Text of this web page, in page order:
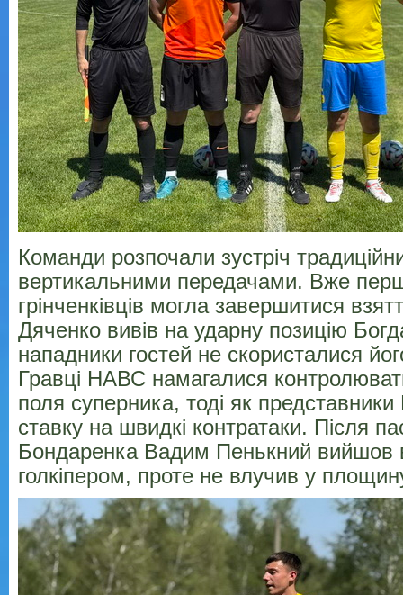
Команди розпочали зустріч
вертикальними передачами. Вже
грінченківців могла завершитися
Дяченко вивів на ударну позицію
нападники гостей не скористалися
Гравці НАВС намагалися
поля суперника, тоді як
ставку на швидкі контратаки. Після
Бондаренка Вадим Пенькний вийшов
голкіпером, проте не влучив у